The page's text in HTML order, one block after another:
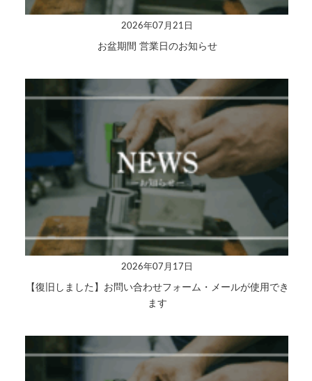
2026年07月21日
お盆期間 営業日のお知らせ
2026年07月17日
【復旧しました】お問い合わせフォーム・メールが使用でき
ます